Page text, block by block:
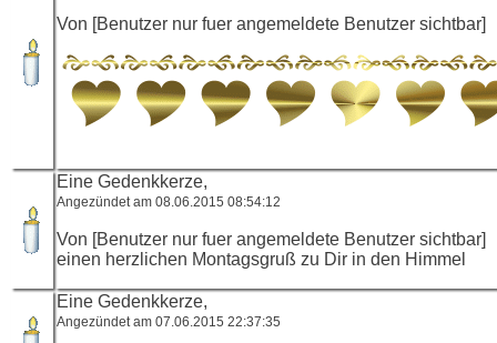
Von [Benutzer nur fuer angemeldete Benutzer sichtbar]
Eine Gedenkkerze,
Angezündet am 08.06.2015 08:54:12
Von [Benutzer nur fuer angemeldete Benutzer sichtbar]
einen herzlichen Montagsgruß zu Dir in den Himmel
Eine Gedenkkerze,
Angezündet am 07.06.2015 22:37:35